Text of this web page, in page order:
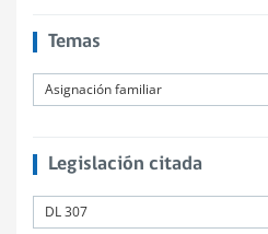
Temas
Asignación familiar
Legislación citada
DL 307